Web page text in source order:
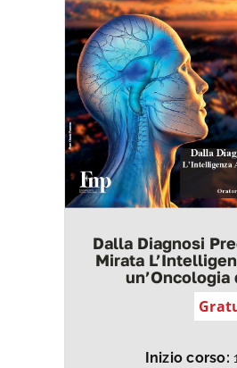
Dalla Diagnosi
Mirata
Inizio corso: